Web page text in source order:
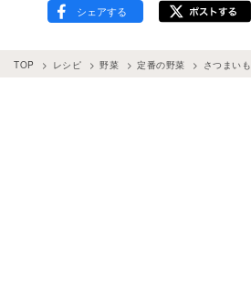
TOP レシピ 野菜 定番の野菜 さつまいも